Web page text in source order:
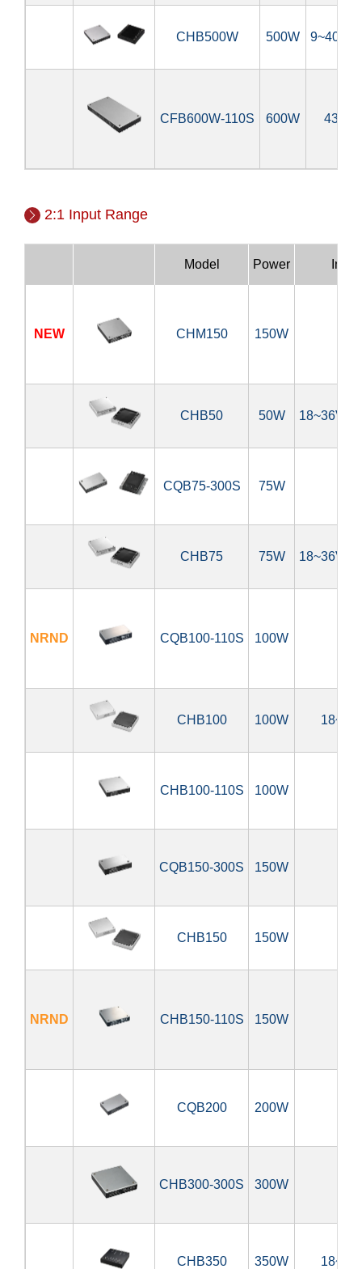
CHB500W 500W 9~40V,
CFB600W-110S 600W
2:1 Input Range
Model Power
NEW CHM150 150W
CHB50 50W 18~36V,
CQB75-300S 75W
CHB75 75W 18~36V,
NRND CQB100-110S 100W
CHB100 100W
CHB100-110S 100W
CQB150-300S 150W
CHB150 150W
NRND CHB150-110S 150W
CQB200 200W
CHB300-300S 300W
CHB350 350W